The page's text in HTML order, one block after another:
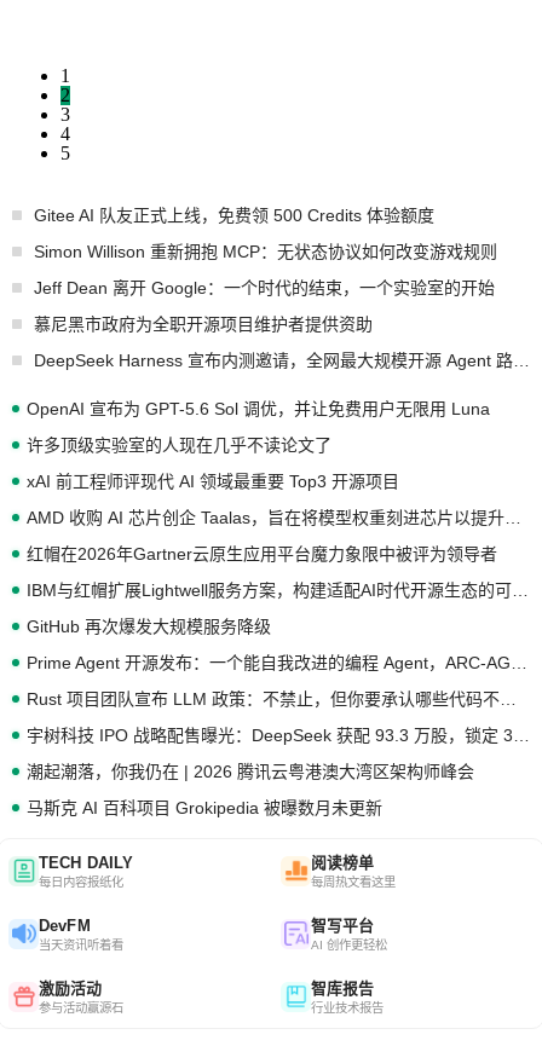
1
2
3
4
5
Gitee AI 队友正式上线，免费领 500 Credits 体验额度
Simon Willison 重新拥抱 MCP：无状态协议如何改变游戏规则
Jeff Dean 离开 Google：一个时代的结束，一个实验室的开始
慕尼黑市政府为全职开源项目维护者提供资助
OpenAI 宣布为 GPT-5.6 Sol 调优，并让免费用户无限用 Luna
许多顶级实验室的人现在几乎不读论文了
xAI 前工程师评现代 AI 领域最重要 Top3 开源项目
红帽在2026年Gartner云原生应用平台魔力象限中被评为领导者
GitHub 再次爆发大规模服务降级
潮起潮落，你我仍在 | 2026 腾讯云粤港澳大湾区架构师峰会
马斯克 AI 百科项目 Grokipedia 被曝数月未更新
TECH DAILY
每日内容报纸化
阅读榜单
每周热文看这里
DevFM
当天资讯听着看
智写平台
AI 创作更轻松
激励活动
参与活动赢源石
智库报告
行业技术报告